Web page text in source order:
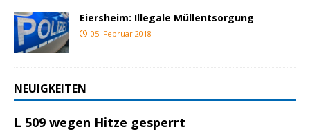
Eiersheim: Illegale Müllentsorgung
05. Februar 2018
NEUIGKEITEN
L 509 wegen Hitze gesperrt